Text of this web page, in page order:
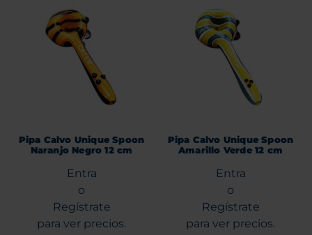
Pipa Calvo Unique Spoon
Naranjo Negro 12 cm
Entra
o
Regístrate
para ver precios.
Pipa Calvo Unique Spoon
Amarillo Verde 12 cm
Entra
o
Regístrate
para ver precios.